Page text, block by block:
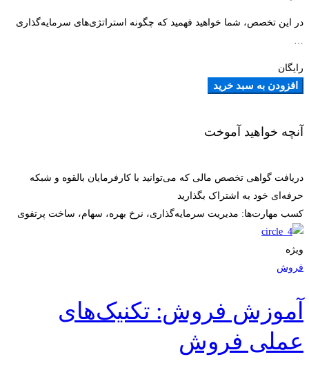
در این تخصص، شما خواهید فهمید که چگونه استراتژی‌های سرمایه‌گذاری
…
رایگان
افزودن به سبد خرید
آنچه خواهید آموخت
دریافت گواهی تخصص مالی که می‌توانید با کارفرمایان بالقوه و شبکه
حرفه‌ای خود به اشتراک بگذارید
کسب مهارت‌ها: مدیریت سرمایه‌گذاری، نرخ بهره، سهام، ساخت پرتفوی
ویژه
فروش
آموزش فروش: تکنیک‌های
عملی فروش